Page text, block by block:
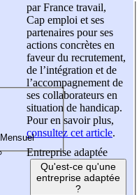
par France travail,
Cap emploi et ses
partenaires pour ses
actions concrètes en
faveur du recrutement,
de l’intégration et de
l’accompagnement de
ses collaborateurs en
situation de handicap.
Pour en savoir plus,
consultez cet article.
Entreprise adaptée
Qu'est-ce qu'une
entreprise adaptée
?